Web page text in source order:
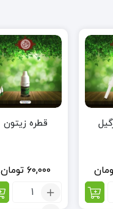
قطره زیتون
۶۰,۰۰۰ تومان
تعداد: